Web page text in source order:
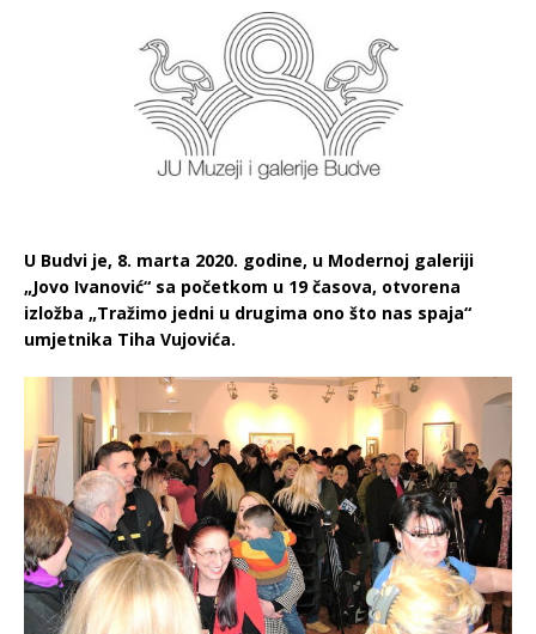
U Budvi je, 8. marta 2020. godine, u Modernoj galeriji
„Jovo Ivanović“ sa početkom u 19 časova, otvorena
izložba „Tražimo jedni u drugima ono što nas spaja“
umjetnika Tiha Vujovića.